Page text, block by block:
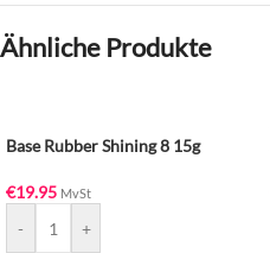
Ähnliche Produkte
Base Rubber Shining 8 15g
€19.95 MvSt
-
+